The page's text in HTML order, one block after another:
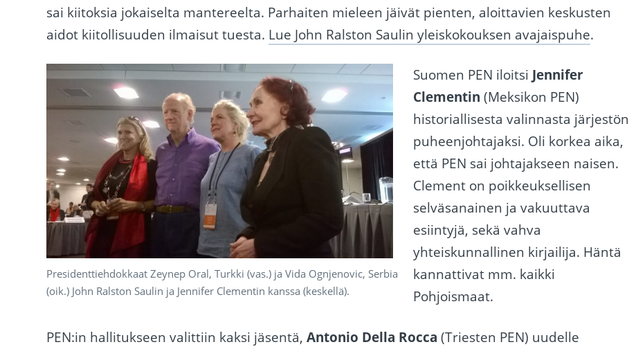
sai kiitoksia jokaiselta mantereelta. Parhaiten mieleen jäivät pienten, aloittavien keskusten
aidot kiitollisuuden ilmaisut tuesta. Lue John Ralston Saulin yleiskokouksen avajaispuhe.
Presidenttiehdokkaat Zeynep Oral, Turkki (vas.) ja Vida Ognjenovic, Serbia
(oik.) John Ralston Saulin ja Jennifer Clementin kanssa (keskellä).
Suomen PEN iloitsi Jennifer
Clementin (Meksikon PEN)
historiallisesta valinnasta järjestön
puheenjohtajaksi. Oli korkea aika,
että PEN sai johtajakseen naisen.
Clement on poikkeuksellisen
selväsanainen ja vakuuttava
esiintyjä, sekä vahva
yhteiskunnallinen kirjailija. Häntä
kannattivat mm. kaikki
Pohjoismaat.
PEN:in hallitukseen valittiin kaksi jäsentä,Antonio Della Rocca (Triesten PEN) uudelle